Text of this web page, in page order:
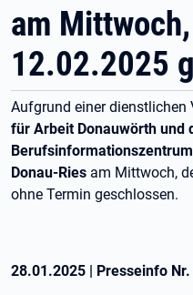
am
12.02.2025
Aufgrund einer dienstlichen
für Arbeit Donauwörth und
Donau-Ries am Mittwoch,
ohne Termin geschlossen.
28.01.2025 | Presseinfo Nr.